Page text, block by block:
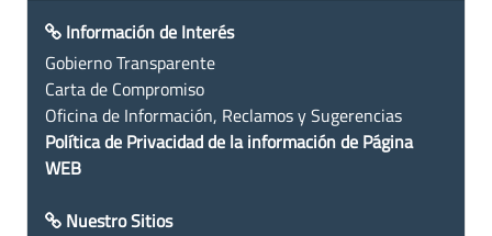
Información de Interés
Gobierno Transparente
Carta de Compromiso
Oficina de Información, Reclamos y Sugerencias
Política de Privacidad de la información de Página
WEB
Nuestro Sitios